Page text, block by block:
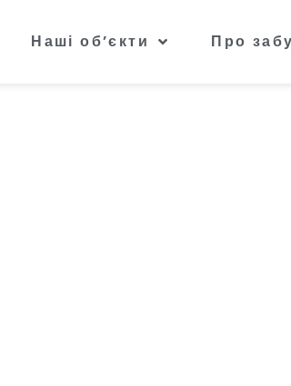
Наші об’єкти Про